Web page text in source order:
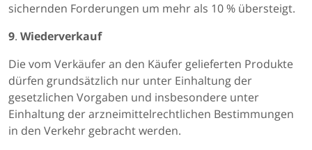
sichernden Forderungen um mehr als 10 % übersteigt.
9. Wiederverkauf
Die vom Verkäufer an den Käufer gelieferten Produkte
dürfen grundsätzlich nur unter Einhaltung der
gesetzlichen Vorgaben und insbesondere unter
Einhaltung der arzneimittelrechtlichen Bestimmungen
in den Verkehr gebracht werden.